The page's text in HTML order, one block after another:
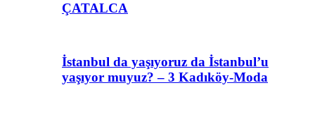
ÇATALCA
İstanbul da yaşıyoruz da İstanbul’u
yaşıyor muyuz? – 3 Kadıköy-Moda